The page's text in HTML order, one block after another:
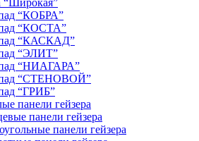
“КОБРА”
“КОСТА”
“КАСКАД”
“ЭЛИТ”
“НИАГАРА”
“СТЕНОВОЙ”
“ГРИБ”
панели гейзера
панели гейзера
панели гейзера